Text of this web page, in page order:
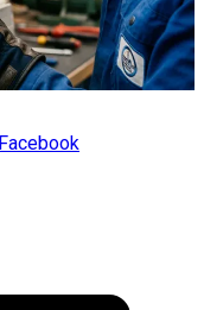
Facebook